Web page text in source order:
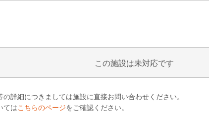
この施設は未対応です
詳細につきましては施設に直接お問い合わせください。
てはこちらのページをご確認ください。